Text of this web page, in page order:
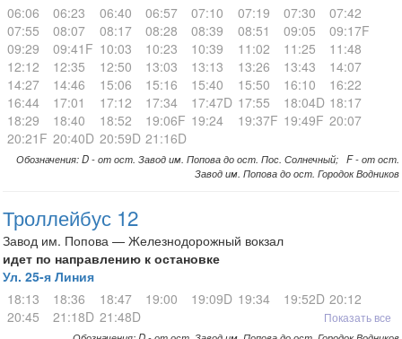
06:06
06:23 06:40 06:57 07:10 07:19 07:30
07:42
07:55
08:07 08:17 08:28 08:39 08:51 09:05
09:17F
09:29
09:41F 10:03 10:23 10:39 11:02 11:25
11:48
12:12
12:35 12:50 13:03 13:13 13:26 13:43
14:07
14:27
14:46 15:06 15:16 15:40 15:50 16:10
16:22
16:44
17:01 17:12 17:34 17:47D 17:55 18:04D 18:17
18:29
18:40 18:52 19:06F 19:24 19:37F 19:49F 20:07
20:21F 20:40D 20:59D 21:16D
Обозначения: D - от ост. Завод им. Попова до ост. Пос. Солнечный; F - от ост.
Завод им. Попова до ост. Городок Водников
Троллейбус 12
Завод им. Попова — Железнодорожный вокзал
идет по направлению к остановке
Ул. 25-я Линия
18:13
18:36 18:47 19:00 19:09D 19:34 19:52D 20:12
20:45
21:18D 21:48D Показать все